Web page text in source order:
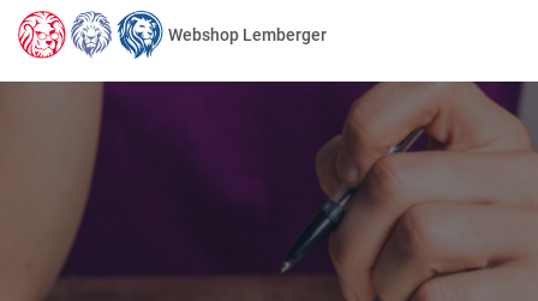
Webshop Lemberger